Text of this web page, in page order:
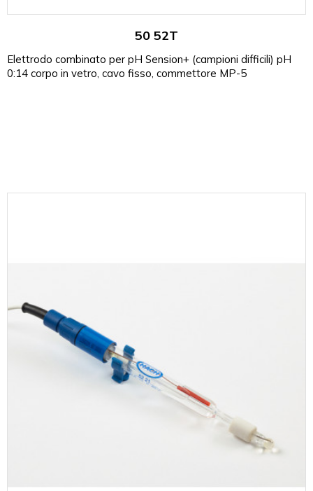
50 52T
Elettrodo combinato per pH Sension+ (campioni difficili) pH
0:14 corpo in vetro, cavo fisso, commettore MP-5